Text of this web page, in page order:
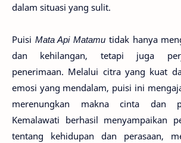
dalam situasi yang sulit.
Puisi Mata Api Matamu tidak hanya
dan kehilangan, tetapi juga
penerimaan. Melalui citra yang kuat
emosi yang mendalam, puisi ini
merenungkan makna cinta dan
Kemalawati berhasil menyampaikan
tentang kehidupan dan perasaan,